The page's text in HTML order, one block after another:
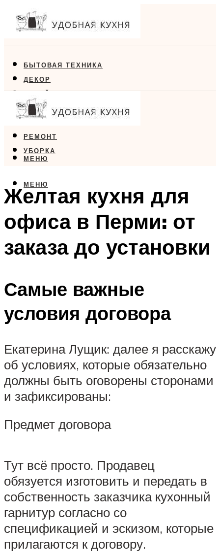
БЫТОВАЯ ТЕХНИКА
ДЕКОР
ДИЗАЙН
ЕДА
РЕМОНТ
УБОРКА
МЕНЮ
МЕНЮ
Желтая кухня для
офиса в Перми: от
заказа до установки
Самые важные
условия договора
Екатерина Лущик: далее я расскажу
об условиях, которые обязательно
должны быть оговорены сторонами
и зафиксированы:
Предмет договора
Тут всё просто. Продавец
обязуется изготовить и передать в
собственность заказчика кухонный
гарнитур согласно со
спецификацией и эскизом, которые
прилагаются к договору.